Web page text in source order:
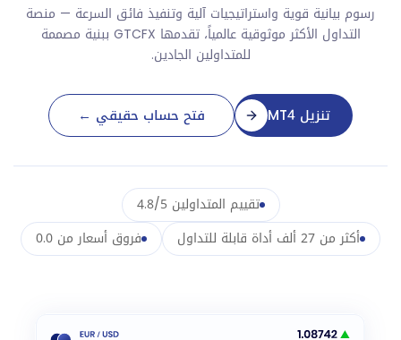
رسوم بيانية قوية واستراتيجيات آلية وتنفيذ فائق السرعة — منصة
التداول الأكثر موثوقية عالمياً، تقدمها GTCFX ببنية مصممة
للمتداولين الجادين.
تنزيل MT4 فتح حساب حقيقي ←
تقييم المتداولين 4.8/5
أكثر من 27 ألف أداة قابلة للتداول
فروق أسعار من 0.0